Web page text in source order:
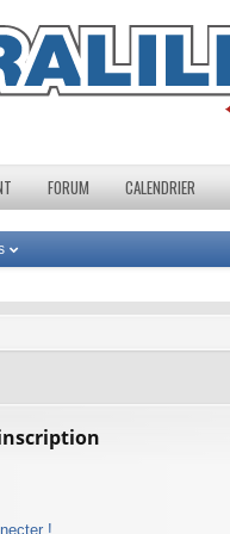
FORUM CALENDRIER
!